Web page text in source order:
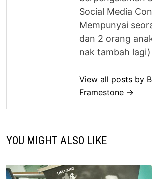
Social Media
Mempunyai
dan 2 orang
nak tambah lagi)
View all posts by
Framestone →
YOU MIGHT ALSO LIKE